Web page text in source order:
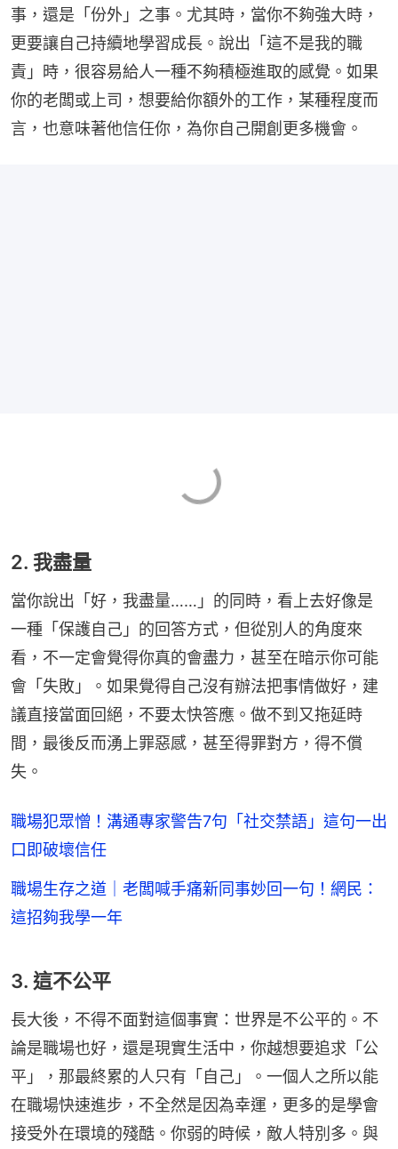
事，還是「份外」之事。尤其時，當你不夠強大時，
更要讓自己持續地學習成長。說出「這不是我的職
責」時，很容易給人一種不夠積極進取的感覺。如果
你的老闆或上司，想要給你額外的工作，某種程度而
言，也意味著他信任你，為你自己開創更多機會。
2. 我盡量
當你說出「好，我盡量……」的同時，看上去好像是
一種「保護自己」的回答方式，但從別人的角度來
看，不一定會覺得你真的會盡力，甚至在暗示你可能
會「失敗」。如果覺得自己沒有辦法把事情做好，建
議直接當面回絕，不要太快答應。做不到又拖延時
間，最後反而湧上罪惡感，甚至得罪對方，得不償
失。
職場犯眾憎！溝通專家警告7句「社交禁語」這句一出
口即破壞信任
職場生存之道｜老闆喊手痛新同事妙回一句！網民：
這招夠我學一年
3. 這不公平
長大後，不得不面對這個事實：世界是不公平的。不
論是職場也好，還是現實生活中，你越想要追求「公
平」，那最終累的人只有「自己」。一個人之所以能
在職場快速進步，不全然是因為幸運，更多的是學會
接受外在環境的殘酷。你弱的時候，敵人特別多。與